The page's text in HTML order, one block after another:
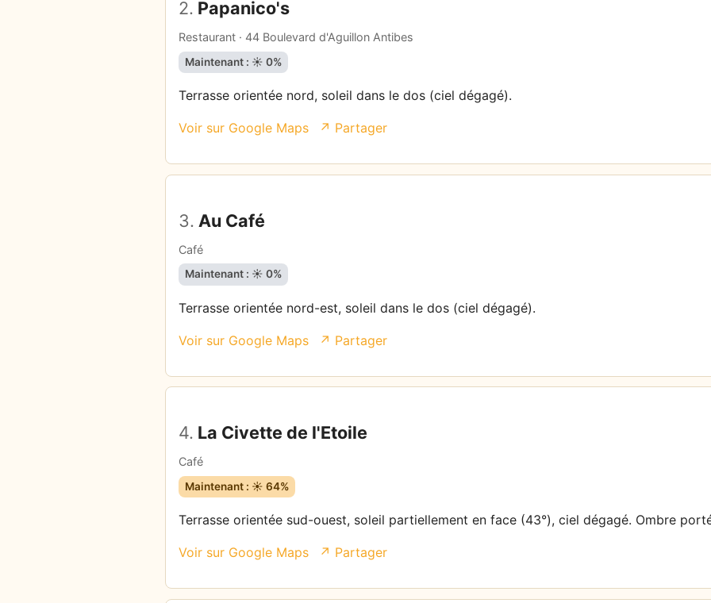
2. Papanico's
Restaurant · 44 Boulevard d'Aguillon Antibes
Maintenant : ☀️ 0%
Terrasse orientée nord, soleil dans le dos (ciel dégagé).
Voir sur Google Maps ↗ Partager
3. Au Café
Café
Maintenant : ☀️ 0%
Terrasse orientée nord-est, soleil dans le dos (ciel dégagé).
Voir sur Google Maps ↗ Partager
4. La Civette de l'Etoile
Café
Maintenant : ☀️ 64%
Terrasse orientée sud-ouest, soleil partiellement en face (43°), ciel dégagé. Ombre
Voir sur Google Maps ↗ Partager